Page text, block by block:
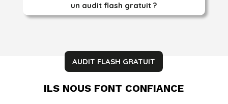
un audit flash gratuit ?
AUDIT FLASH GRATUIT
ILS NOUS FONT CONFIANCE